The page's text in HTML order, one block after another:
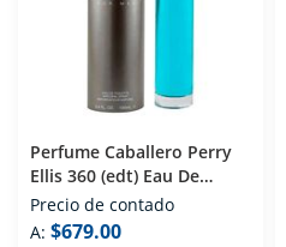
Perfume Caballero Perry
Ellis 360 (edt) Eau De
Toilette 100 Ml
Precio de contado
A: $679.00